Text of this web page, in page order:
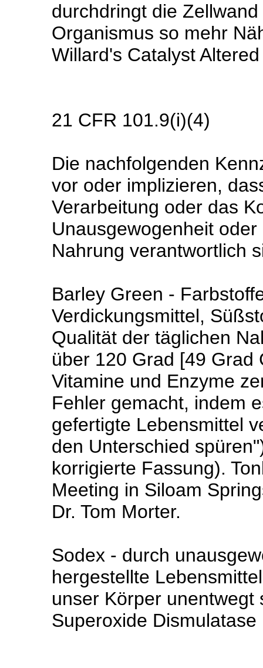
durchdringt die
Organismus so mehr
Willard's Catalyst
21 CFR 101.9(i)(4)
Die nachfolgenden
vor oder implizieren,
Verarbeitung oder das
Unausgewogenheit
Nahrung verantwortlich
Barley Green -
Verdickungsmittel,
Qualität der täglichen
über 120 Grad [49 Grad
Vitamine und Enzyme
Fehler gemacht, indem
gefertigte Lebensmittel
den Unterschied
korrigierte Fassung).
Meeting in Siloam
Dr. Tom Morter.
Sodex - durch
hergestellte
unser Körper
Superoxide Dismulatase